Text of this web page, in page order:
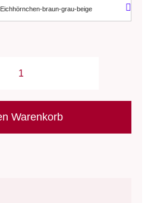
Eichhörnchen-braun-grau-beige
Malkasten
Warenkorb